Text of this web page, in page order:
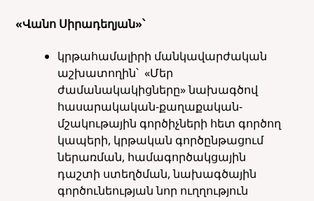
«Վանո Սիրադեղյան»՝
կրթահամալիրի մանկավարժական
աշխատողին՝ «Մեր
ժամանակակիցները» նախագծով
հասարակական-քաղաքական-
մշակութային գործիչների հետ գործող
կապերի, կրթական գործընթացում
ներառման, համագործակցային
դաշտի ստեղծման, նախագծային
գործունեության նոր ուղղություն